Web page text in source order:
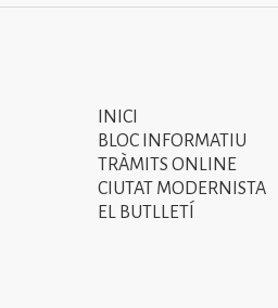
Primer
menú
INICI
BLOC INFORMATIU
TRÀMITS ONLINE
CIUTAT MODERNISTA
EL BUTLLETÍ